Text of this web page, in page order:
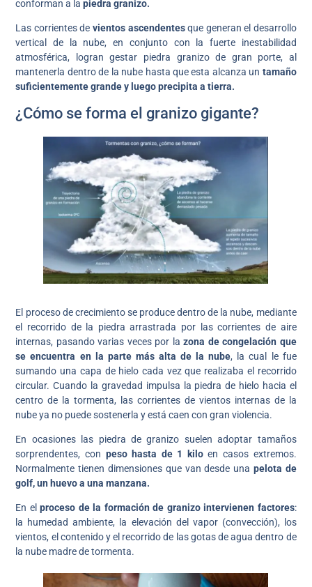
conforman a la piedra granizo.
Las corrientes de vientos ascendentesque generan el desarrollo
vertical de la nube, en conjunto con la fuerte inestabilidad
atmosférica, logran gestar piedra granizo de gran porte, al
mantenerla dentro de la nube hasta que esta alcanza un tamaño
suficientemente grande y luego precipita a tierra.
¿Cómo se forma el granizo gigante?
El proceso de crecimiento se produce dentro de la nube, mediante
el recorrido de la piedra arrastrada por las corrientes de aire
internas, pasando varias veces por la zona de congelación que
se encuentra en la parte más alta de la nube, la cual le fue
sumando una capa de hielo cada vez que realizaba el recorrido
circular. Cuando la gravedad impulsa la piedra de hielo hacia el
centro de la tormenta, las corrientes de vientos internas de la
nube ya no puede sostenerla y está caen con gran violencia.
En ocasiones las piedra de granizo suelen adoptar tamaños
sorprendentes, con peso hasta de 1 kiloen casos extremos.
Normalmente tienen dimensiones que van desde una pelota de
golf, un huevo a una manzana.
En el proceso de la formación de granizo intervienen factores:
la humedad ambiente, la elevación del vapor (convección), los
vientos, el contenido y el recorrido de las gotas de agua dentro de
la nube madre de tormenta.